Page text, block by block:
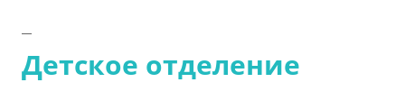
Детское отделение